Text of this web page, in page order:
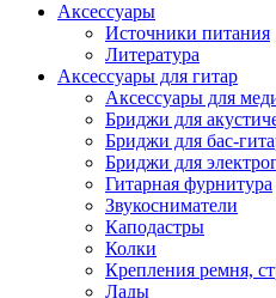
Аксессуары
Источники питания
Литература
Аксессуары для гитар
Аксессуары для
Бриджи для
Бриджи для бас-
Бриджи для
Гитарная фурнитура
Звукосниматели
Каподастры
Колки
Крепления ремня,
Лады